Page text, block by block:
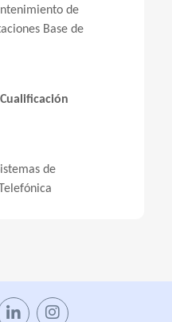
de
Base de
de